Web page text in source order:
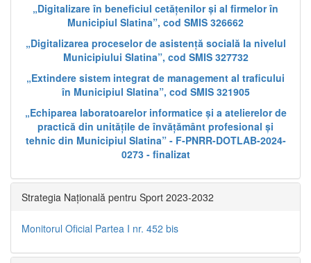
„Digitalizare în beneficiul cetățenilor și al firmelor în
Municipiul Slatina”, cod SMIS 326662
„Digitalizarea proceselor de asistență socială la nivelul
Municipiului Slatina”, cod SMIS 327732
„Extindere sistem integrat de management al traficului
în Municipiul Slatina”, cod SMIS 321905
„Echiparea laboratoarelor informatice și a atelierelor de
practică din unitățile de învățământ profesional și
tehnic din Municipiul Slatina” - F-PNRR-DOTLAB-2024-
0273 - finalizat
Strategia Națională pentru Sport 2023-2032
Monitorul Oficial Partea I nr. 452 bis